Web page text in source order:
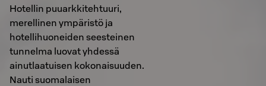
Hotellin puuarkkitehtuuri,
merellinen ympäristö ja
hotellihuoneiden seesteinen
tunnelma luovat yhdessä
ainutlaatuisen kokonaisuuden.
Nauti suomalaisen